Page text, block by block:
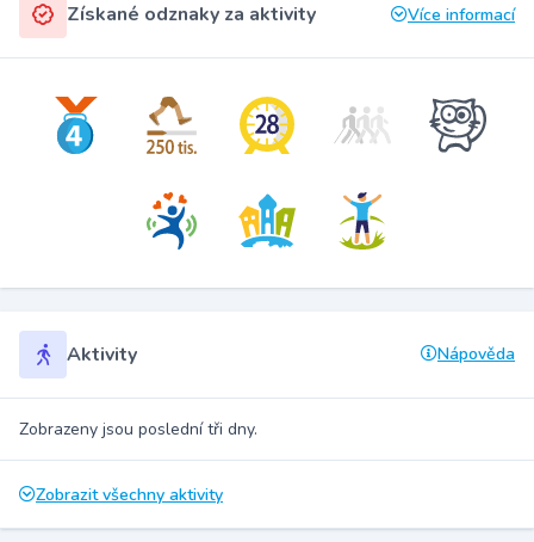
Získané odznaky za aktivity Více informací
Aktivity Nápověda
Zobrazeny jsou poslední tři dny.
Zobrazit všechny aktivity